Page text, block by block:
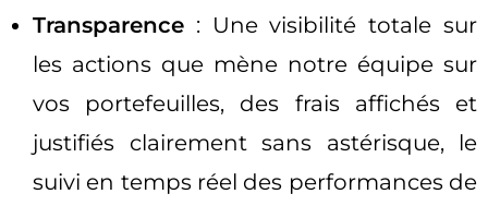
Transparence : Une visibilité totale sur
les actions que mène notre équipe sur
vos portefeuilles, des frais affichés et
justifiés clairement sans astérisque, le
suivi en temps réel des performances de